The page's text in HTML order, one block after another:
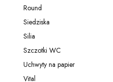
Kategoria - Round
Round
Kategoria - Siedziska
Siedziska
Kategoria - Silia
Silia
Kategoria - Szczotki WC
Szczotki WC
Kategoria - Uchwyty na
Uchwyty na papier
Vital